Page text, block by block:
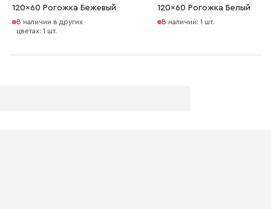
120x60 Рогожка Бежевый
В наличии в других
цветах: 1 шт.
120x60 Рогожка Белый
В наличии: 1 шт.